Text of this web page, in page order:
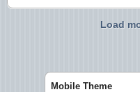
Load
Mobile Theme